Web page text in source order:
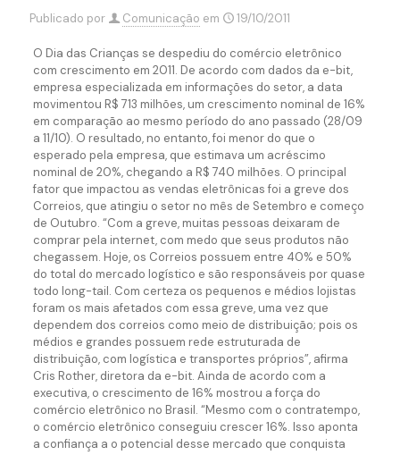
Publicado por Comunicação em 19/10/2011
O Dia das Crianças se despediu do comércio eletrônico
com crescimento em 2011. De acordo com dados da e-bit,
empresa especializada em informações do setor, a data
movimentou R$ 713 milhões, um crescimento nominal de 16%
em comparação ao mesmo período do ano passado (28/09
a 11/10). O resultado, no entanto, foi menor do que o
esperado pela empresa, que estimava um acréscimo
nominal de 20%, chegando a R$ 740 milhões. O principal
fator que impactou as vendas eletrônicas foi a greve dos
Correios, que atingiu o setor no mês de Setembro e começo
de Outubro. “Com a greve, muitas pessoas deixaram de
comprar pela internet, com medo que seus produtos não
chegassem. Hoje, os Correios possuem entre 40% e 50%
do total do mercado logístico e são responsáveis por quase
todo long-tail. Com certeza os pequenos e médios lojistas
foram os mais afetados com essa greve, uma vez que
dependem dos correios como meio de distribuição; pois os
médios e grandes possuem rede estruturada de
distribuição, com logística e transportes próprios”, afirma
Cris Rother, diretora da e-bit. Ainda de acordo com a
executiva, o crescimento de 16% mostrou a força do
comércio eletrônico no Brasil. “Mesmo com o contratempo,
o comércio eletrônico conseguiu crescer 16%. Isso aponta
a confiança a o potencial desse mercado que conquista